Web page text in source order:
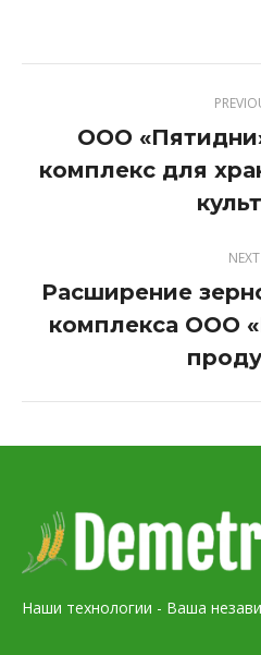
ООО
комплекс для
NEXT
Расширение
комплекса ООО
Наши технологии - Ваша